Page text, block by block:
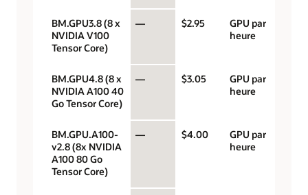
BM.GPU3.8 (8 x
NVIDIA V100
Tensor Core)
— $2.95
GPU par
heure
BM.GPU4.8 (8 x
NVIDIA A100 40
Go Tensor Core)
— $3.05
GPU par
heure
BM.GPU.A100-
v2.8 (8x NVIDIA
A100 80 Go
Tensor Core)
— $4.00
GPU par
heure